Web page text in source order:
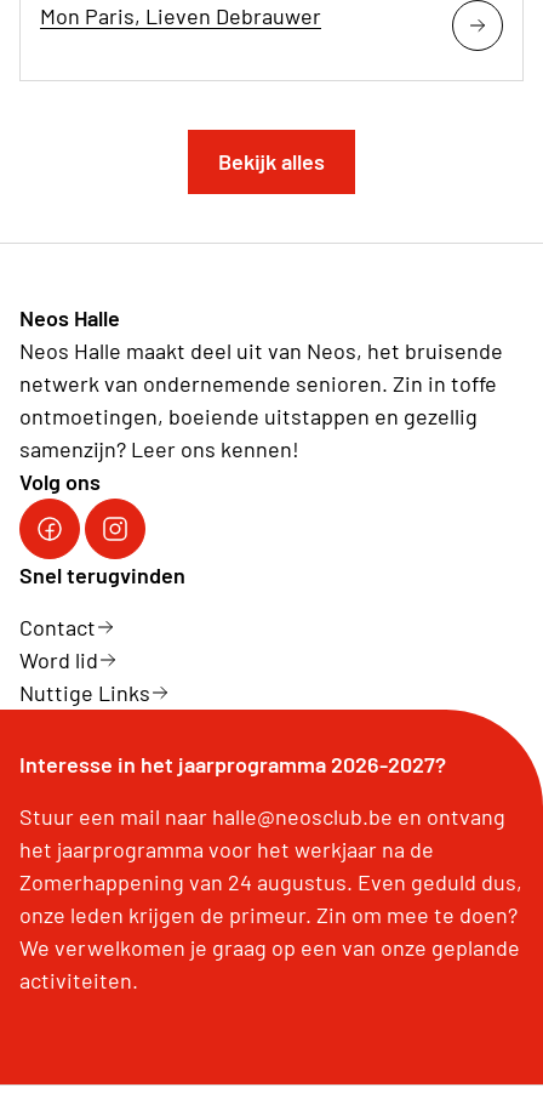
Mon Paris, Lieven Debrauwer
Bekijk alles
Neos Halle
Neos Halle maakt deel uit van Neos, het bruisende
netwerk van ondernemende senioren. Zin in toffe
ontmoetingen, boeiende uitstappen en gezellig
samenzijn? Leer ons kennen!
Volg ons
Facebook Neos Halle
Instagram Neos Halle
Snel terugvinden
Contact
Word lid
Nuttige Links
Interesse in het jaarprogramma 2026-2027?
Stuur een mail naar halle@neosclub.be en ontvang
het jaarprogramma voor het werkjaar na de
Zomerhappening van 24 augustus. Even geduld dus,
onze leden krijgen de primeur. Zin om mee te doen?
We verwelkomen je graag op een van onze geplande
activiteiten.